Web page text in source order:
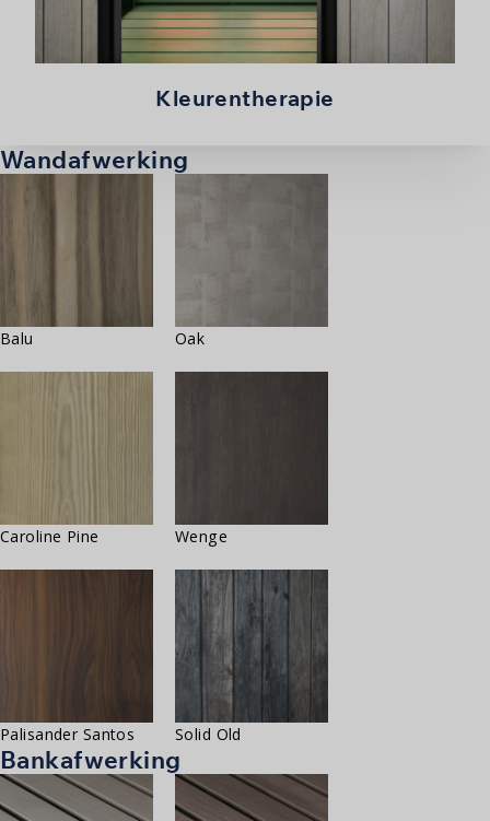
Kleurentherapie
Wandafwerking
Balu Oak
Caroline Pine Wenge
Palisander Santos Solid Old
Bankafwerking